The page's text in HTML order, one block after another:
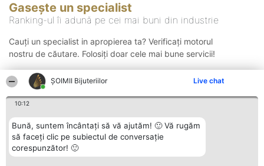
ŞOIMII Bijuteriilor Live chat
10:12
Bună, suntem încântați să vă ajutăm! 🙂 Vă rugăm
să faceți clic pe subiectul de conversație
corespunzător! 🙂
Gasește un specialist
Ranking-ul îi adună pe cei mai buni din industrie
Cauți un specialist in apropierea ta? Verificați motorul
nostru de căutare. Folosiți doar cele mai bune servicii!